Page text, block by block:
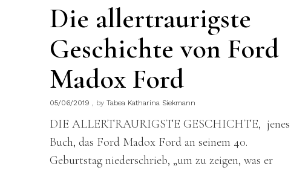
Die allertraurigste
Geschichte von Ford
Madox Ford
05/06/2019 byTabea Katharina Siekmann
DIE ALLERTRAURIGSTE GESCHICHTE, jenes
Buch, das Ford Madox Ford an seinem 40.
Geburtstag niederschrieb, „um zu zeigen, was er